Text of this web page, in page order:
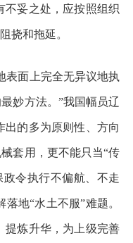
不妥之处，应按照组织
挠和拖延。
表面上完全无异议地执
妙方法。”我国幅员辽
出的多为原则性、方向
套用，更不能只当“传
令执行不偏航、不走
地“水土不服”难题。
提炼升华，为上级完善